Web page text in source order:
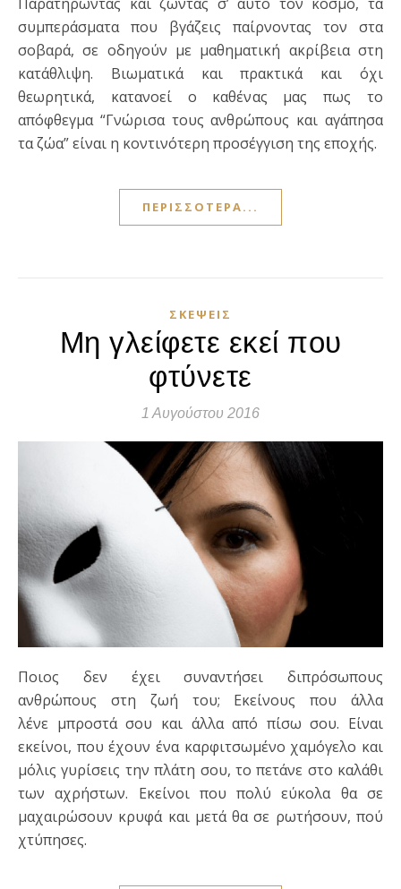
συμπεράσματα που βγάζεις παίρνοντας τον στα
σοβαρά, σε οδηγούν με μαθηματική ακρίβεια στη
κατάθλιψη. Βιωματικά και πρακτικά και όχι
θεωρητικά, κατανοεί ο καθένας μας πως το
απόφθεγμα “Γνώρισα τους ανθρώπους και αγάπησα
τα ζώα” είναι η κοντινότερη προσέγγιση της εποχής.
ΠΕΡΙΣΣΌΤΕΡΑ...
ΣΚΈΨΕΙΣ
Μη γλείφετε εκεί που
φτύνετε
1 Αυγούστου 2016
Ποιος δεν έχει συναντήσει διπρόσωπους
ανθρώπους στη ζωή του; Εκείνους που άλλα
λένε μπροστά σου και άλλα από πίσω σου. Είναι
εκείνοι, που έχουν ένα καρφιτσωμένο χαμόγελο και
μόλις γυρίσεις την πλάτη σου, το πετάνε στο καλάθι
των αχρήστων. Εκείνοι που πολύ εύκολα θα σε
μαχαιρώσουν κρυφά και μετά θα σε ρωτήσουν, πού
χτύπησες.